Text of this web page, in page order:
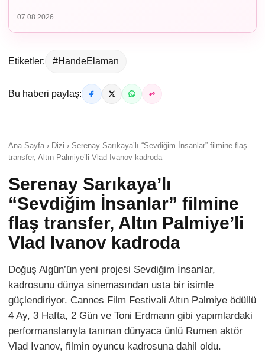
07.08.2026
Etiketler: #HandeElaman
Bu haberi paylaş:
Ana Sayfa › Dizi › Serenay Sarıkaya’lı “Sevdiğim İnsanlar” filmine flaş
transfer, Altın Palmiye’li Vlad Ivanov kadroda
Serenay Sarıkaya’lı
“Sevdiğim İnsanlar” filmine
flaş transfer, Altın Palmiye’li
Vlad Ivanov kadroda
Doğuş Algün’ün yeni projesi Sevdiğim İnsanlar,
kadrosunu dünya sinemasından usta bir isimle
güçlendiriyor. Cannes Film Festivali Altın Palmiye ödüllü
4 Ay, 3 Hafta, 2 Gün ve Toni Erdmann gibi yapımlardaki
performanslarıyla tanınan dünyaca ünlü Rumen aktör
Vlad Ivanov, filmin oyuncu kadrosuna dahil oldu.